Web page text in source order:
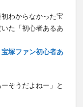
わからなかった宝
た「初心者あるあ
宝塚ファン初心者あ
そうだよねー」と